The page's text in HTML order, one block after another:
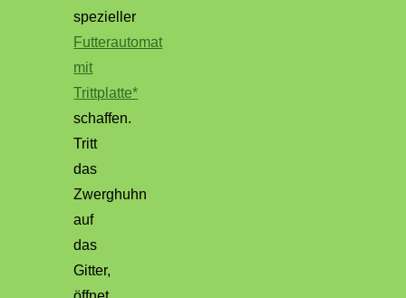
spezieller
Futterautomat
mit
Trittplatte*
schaffen.
Tritt
das
Zwerghuhn
auf
das
Gitter,